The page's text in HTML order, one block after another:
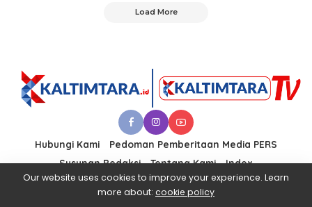
Load More
Hubungi Kami
Pedoman Pemberitaan Media PERS
Susunan Redaksi
Tentang Kami
Index
Our website uses cookies to improve your experience. Learn
more about: cookie policy